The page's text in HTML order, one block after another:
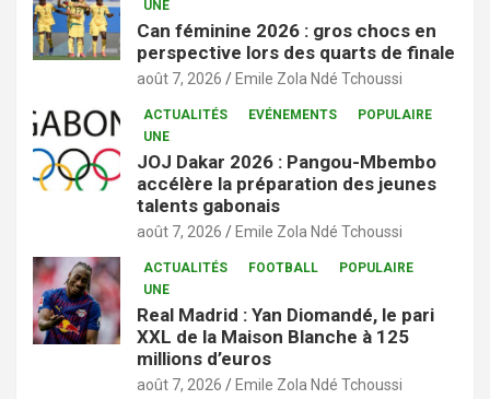
UNE
Can féminine 2026 : gros chocs en
perspective lors des quarts de finale
août 7, 2026 Emile Zola Ndé Tchoussi
ACTUALITÉS EVÉNEMENTS
POPULAIRE
UNE
JOJ Dakar 2026 : Pangou-Mbembo
accélère la préparation des jeunes
talents gabonais
août 7, 2026 Emile Zola Ndé Tchoussi
ACTUALITÉS FOOTBALL
POPULAIRE
UNE
Real Madrid : Yan Diomandé, le pari
XXL de la Maison Blanche à 125
millions d’euros
août 7, 2026 Emile Zola Ndé Tchoussi